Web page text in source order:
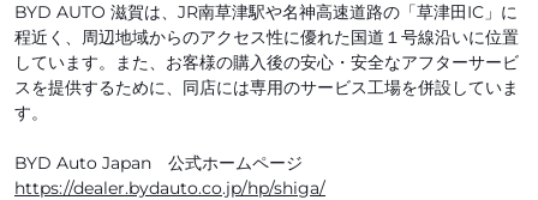
BYD AUTO 滋賀は、JR南草津駅や名神高速道路の「草津田IC」に
程近く、周辺地域からのアクセス性に優れた国道１号線沿いに位置
しています。また、お客様の購入後の安心・安全なアフターサービ
スを提供するために、同店には専用のサービス工場を併設していま
す。
BYD Auto Japan 公式ホームページ
https://dealer.bydauto.co.jp/hp/shiga/